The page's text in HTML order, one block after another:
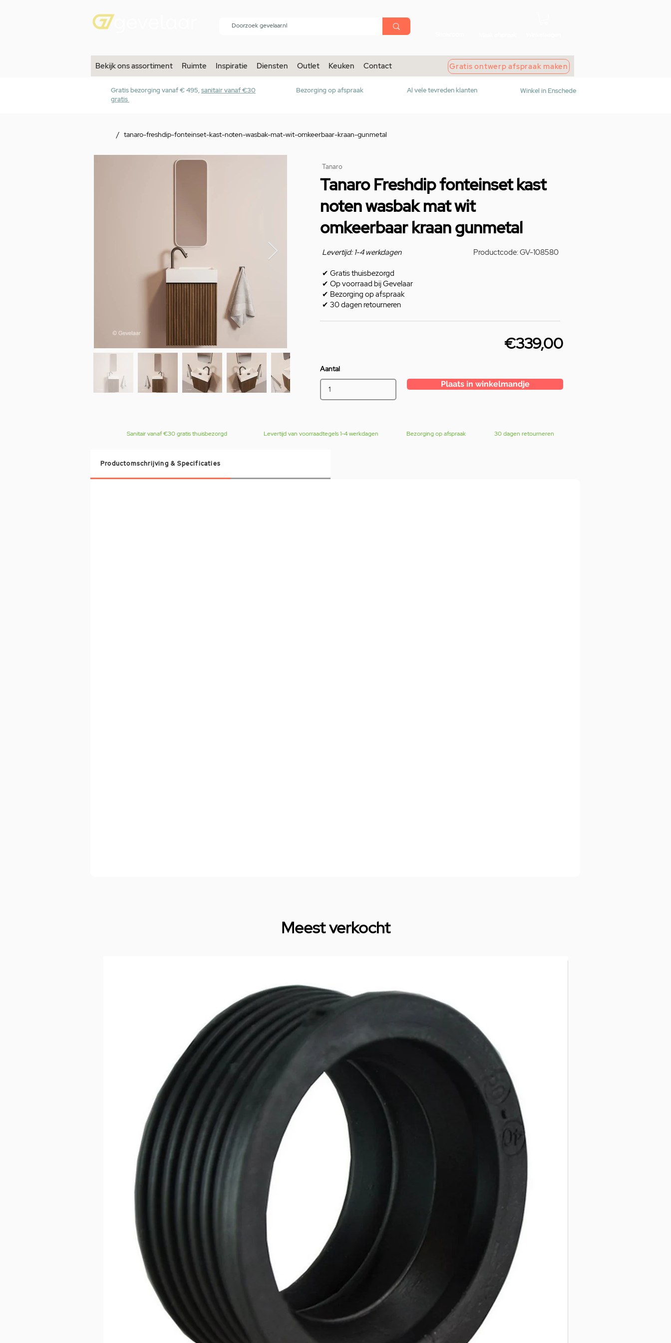
menu
Bekijk ons assortiment Ruimte Inspiratie Diensten Outlet Keuken Contact Gratis ontwerp afspraak maken
Gratis bezorging vanaf € 495, sanitair vanaf €30
gratis
Bezorging op afspraak Al vele tevreden klanten Winkel in Enschede
/ tanaro-freshdip-fonteinset-kast-noten-wasbak-mat-wit-omkeerbaar-kraan-gunmetal
Tanaro
Tanaro Freshdip fonteinset kast
noten wasbak mat wit
omkeerbaar kraan gunmetal
Levertijd: 1-4 werkdagen
✔ Gratis thuisbezorgd
✔ Op voorraad bij Gevelaar
✔ Bezorging op afspraak
✔ 30 dagen retourneren
Productcode: GV-108580
€339,00
Aantal
Plaats in winkelmandje
Sanitair vanaf €30 gratis thuisbezorgd Levertijd van voorraadtegels 1-4 werkdagen Bezorging op afspraak 30 dagen retourneren
Productomschrijving & Specificaties
Meest verkocht